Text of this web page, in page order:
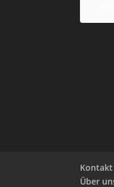
Kontakt
Über